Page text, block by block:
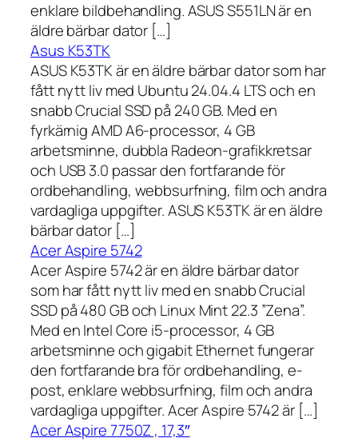
enklare bildbehandling. ASUS S551LN är en
äldre bärbar dator […]
Asus K53TK
ASUS K53TK är en äldre bärbar dator som har
fått nytt liv med Ubuntu 24.04.4 LTS och en
snabb Crucial SSD på 240 GB. Med en
fyrkärnig AMD A6-processor, 4 GB
arbetsminne, dubbla Radeon-grafikkretsar
och USB 3.0 passar den fortfarande för
ordbehandling, webbsurfning, film och andra
vardagliga uppgifter. ASUS K53TK är en äldre
bärbar dator […]
Acer Aspire 5742
Acer Aspire 5742 är en äldre bärbar dator
som har fått nytt liv med en snabb Crucial
SSD på 480 GB och Linux Mint 22.3 ”Zena”.
Med en Intel Core i5-processor, 4 GB
arbetsminne och gigabit Ethernet fungerar
den fortfarande bra för ordbehandling, e-
post, enklare webbsurfning, film och andra
vardagliga uppgifter. Acer Aspire 5742 är […]
Acer Aspire 7750Z , 17,3″